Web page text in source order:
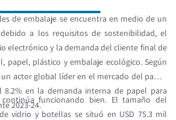
de embalaje se encuentra en medio de un
a los requisitos de sostenibilidad, el
electrónico y la demanda del cliente final de
papel, plástico y embalaje ecológico. Según
actor global líder en el mercado del papel,
en la demanda interna de papel para
2023-24.funcionando bien. El tamaño del
vidrio y botellas se situó en USD 75.3 mil